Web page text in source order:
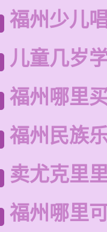
福州少儿
儿童几岁
福州哪里
福州民族
卖尤克里
福州哪里